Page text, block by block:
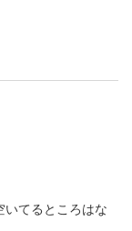
いてるところはな